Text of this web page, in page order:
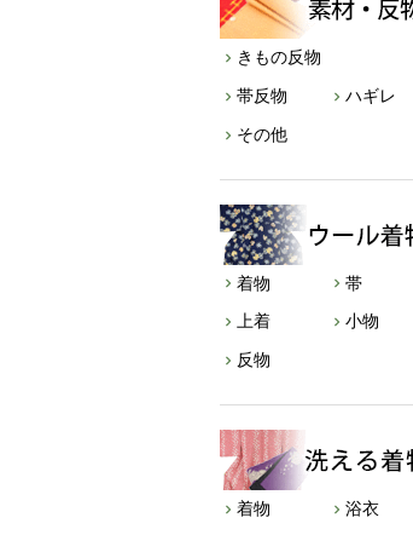
きもの反物
帯反物
ハギレ
その他
着物
帯
上着
小物
反物
着物
浴衣